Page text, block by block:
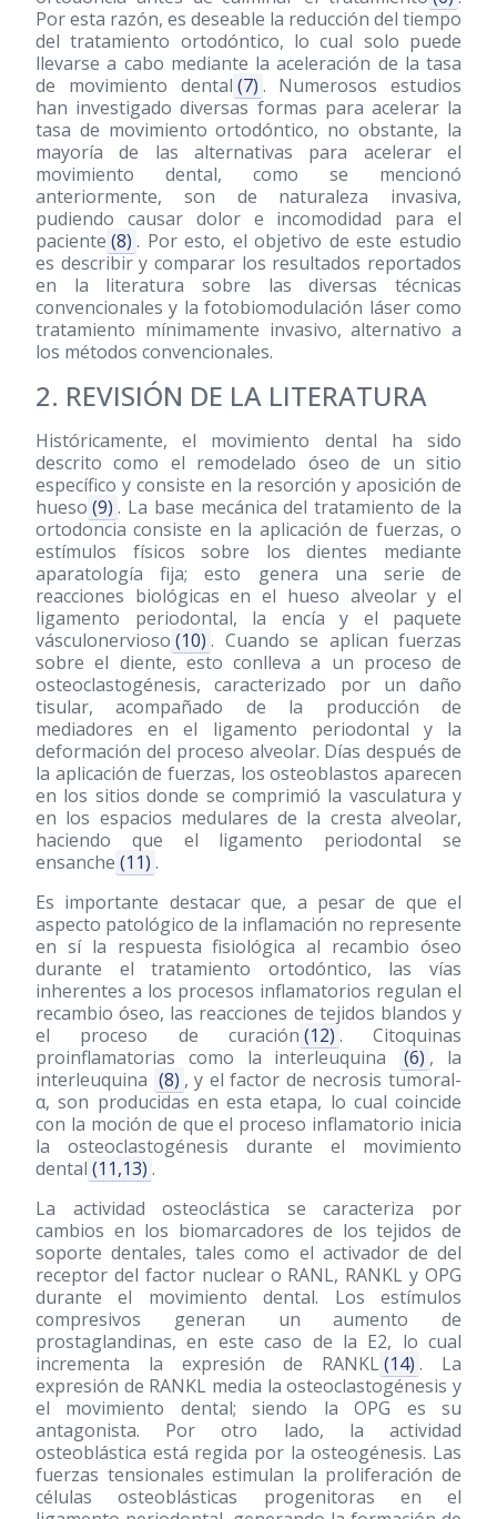
Por esta razón, es deseable la reducción del tiempo
del tratamiento ortodóntico, lo cual solo puede
llevarse a cabo mediante la aceleración de la tasa
de movimiento dental (7) . Numerosos estudios
han investigado diversas formas para acelerar la
tasa de movimiento ortodóntico, no obstante, la
mayoría de las alternativas para acelerar el
movimiento dental, como se mencionó
anteriormente, son de naturaleza invasiva,
pudiendo causar dolor e incomodidad para el
paciente (8) . Por esto, el objetivo de este estudio
es describir y comparar los resultados reportados
en la literatura sobre las diversas técnicas
convencionales y la fotobiomodulación láser como
tratamiento mínimamente invasivo, alternativo a
los métodos convencionales.
2. REVISIÓN DE LA LITERATURA
Históricamente, el movimiento dental ha sido
descrito como el remodelado óseo de un sitio
específico y consiste en la resorción y aposición de
hueso (9) . La base mecánica del tratamiento de la
ortodoncia consiste en la aplicación de fuerzas, o
estímulos físicos sobre los dientes mediante
aparatología fija; esto genera una serie de
reacciones biológicas en el hueso alveolar y el
ligamento periodontal, la encía y el paquete
vásculonervioso (10) . Cuando se aplican fuerzas
sobre el diente, esto conlleva a un proceso de
osteoclastogénesis, caracterizado por un daño
tisular, acompañado de la producción de
mediadores en el ligamento periodontal y la
deformación del proceso alveolar. Días después de
la aplicación de fuerzas, los osteoblastos aparecen
en los sitios donde se comprimió la vasculatura y
en los espacios medulares de la cresta alveolar,
haciendo que el ligamento periodontal se
ensanche (11) .
Es importante destacar que, a pesar de que el
aspecto patológico de la inflamación no represente
en sí la respuesta fisiológica al recambio óseo
durante el tratamiento ortodóntico, las vías
inherentes a los procesos inflamatorios regulan el
recambio óseo, las reacciones de tejidos blandos y
el proceso de curación (12) . Citoquinas
proinflamatorias como la interleuquina
(6) , la
interleuquina (8) , y el factor de necrosis tumoral-
α, son producidas en esta etapa, lo cual coincide
con la moción de que el proceso inflamatorio inicia
la osteoclastogénesis durante el movimiento
dental (11,13) .
La actividad osteoclástica se caracteriza por
cambios en los biomarcadores de los tejidos de
soporte dentales, tales como el activador de del
receptor del factor nuclear o RANL, RANKL y OPG
durante el movimiento dental. Los estímulos
compresivos generan un aumento de
prostaglandinas, en este caso de la E2, lo cual
incrementa la expresión de RANKL(14) . La
expresión de RANKL media la osteoclastogénesis y
el movimiento dental; siendo la OPG es su
antagonista. Por otro lado, la actividad
osteoblástica está regida por la osteogénesis. Las
fuerzas tensionales estimulan la proliferación de
células osteoblásticas progenitoras en el